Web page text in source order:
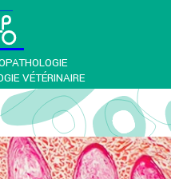
VÉTÉRINAIRE